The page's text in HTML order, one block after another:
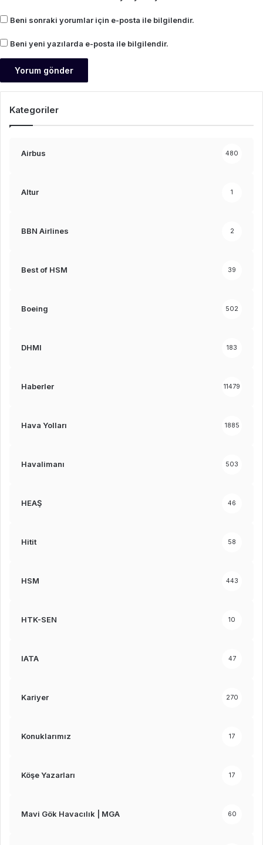
Beni sonraki yorumlar için e-posta ile bilgilendir.
Beni yeni yazılarda e-posta ile bilgilendir.
Kategoriler
Airbus 480
Altur 1
BBN Airlines 2
Best of HSM 39
Boeing 502
DHMI 183
Haberler 11479
Hava Yolları 1885
Havalimanı 503
HEAŞ 46
Hitit 58
HSM 443
HTK-SEN 10
IATA 47
Kariyer 270
Konuklarımız 17
Köşe Yazarları 17
Mavi Gök Havacılık | MGA 60